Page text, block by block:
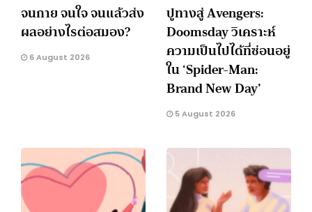
จนกาย จนใจ จนแล้วส่ง
ผลอย่างไรต่อสมอง?
6 August 2026
ปูทางสู่ Avengers:
Doomsday วิเคราะห์
ความเป็นไปได้ที่ซ่อนอยู่
ใน ‘Spider-Man:
Brand New Day’
5 August 2026